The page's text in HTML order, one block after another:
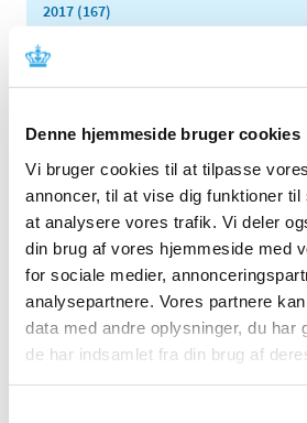
Denne hjemmeside bruger cookies
Vi bruger cookies til at tilpasse
annoncer, til at vise dig funktioner
at analysere vores trafik. Vi deler
din brug af vores hjemmeside med
for sociale medier,
analysepartnere. Vores partnere
data med andre oplysninger, du har
de har indsamlet fra din brug af
2017 (167)
2015 (33)
2013 (49)
2012 (44)
2011 (13)
2010 (7)
2009 (14)
2007 (3)
2006 (9)